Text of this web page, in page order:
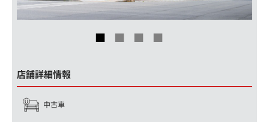
店舗詳細情報
中古車